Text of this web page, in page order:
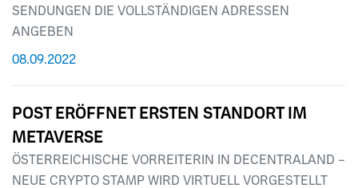
SENDUNGEN DIE VOLLSTÄNDIGEN ADRESSEN
ANGEBEN
08.09.2022
POST ERÖFFNET ERSTEN STANDORT IM
METAVERSE
ÖSTERREICHISCHE VORREITERIN IN DECENTRALAND –
NEUE CRYPTO STAMP WIRD VIRTUELL VORGESTELLT